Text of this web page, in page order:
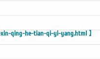
xin-qing-he-tian-qi-yi-yang.html 】